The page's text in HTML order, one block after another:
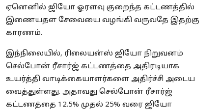
ஏனெனில் ஜியோ ஓரளவு குறைந்த கட்டணத்தில்
இணையதள சேவையை வழங்கி வருவதே இதற்கு
காரணம்.
இந்நிலையில், ரிலையன்ஸ் ஜியோ நிறுவனம்
செல்போன் ரீசார்ஜ் கட்டணத்தை அதிரடியாக
உயர்த்தி வாடிக்கையாளர்களை அதிர்ச்சி அடைய
வைத்துள்ளது. அதாவது செல்போன் ரீசார்ஜ்
கட்டணத்தை 12.5% முதல் 25% வரை ஜியோ